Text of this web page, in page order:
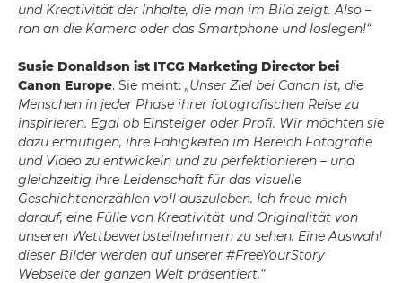
und Kreativität der Inhalte, die man im Bild zeigt. Also –
ran an die Kamera oder das Smartphone und loslegen!“
Susie Donaldson ist ITCG Marketing Director bei
Canon Europe. Sie meint: „Unser Ziel bei Canon ist, die
Menschen in jeder Phase ihrer fotografischen Reise zu
inspirieren. Egal ob Einsteiger oder Profi. Wir möchten sie
dazu ermutigen, ihre Fähigkeiten im Bereich Fotografie
und Video zu entwickeln und zu perfektionieren – und
gleichzeitig ihre Leidenschaft für das visuelle
Geschichtenerzählen voll auszuleben. Ich freue mich
darauf, eine Fülle von Kreativität und Originalität von
unseren Wettbewerbsteilnehmern zu sehen. Eine Auswahl
dieser Bilder werden auf unserer #FreeYourStory
Webseite der ganzen Welt präsentiert.“